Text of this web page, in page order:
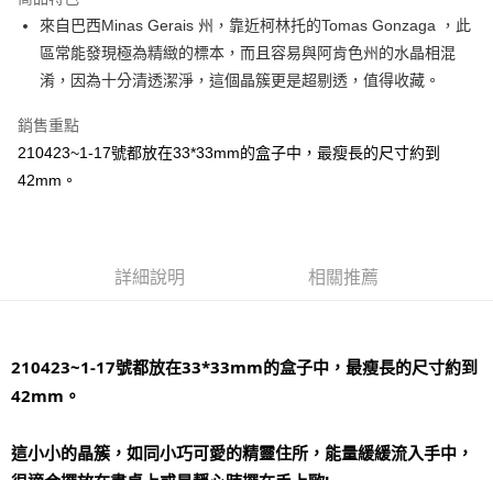
Apple Pay
街口支付
賣家宅配幫您送（台灣）
每筆NT$80，滿NT$3,000(含以上)免運費
郵局幫你送（離島）
每筆NT$80，滿NT$3,000(含以上)免運費
來自巴西Minas Gerais 州，靠近柯林托的Tomas Gonzaga ，此
區常能發現極為精緻的標本，而且容易與阿肯色州的水晶相混
淆，因為十分清透潔淨，這個晶簇更是超剔透，值得收藏。
銷售重點
210423~1-17號都放在33*33mm的盒子中，最瘦長的尺寸約到
42mm。
詳細說明 相關推薦
210423~1-17號都放在33*33mm的盒子中，最瘦長的尺寸約到
42mm。
這小小的晶簇，如同小巧可愛的精靈住所，能量緩緩流入手中，